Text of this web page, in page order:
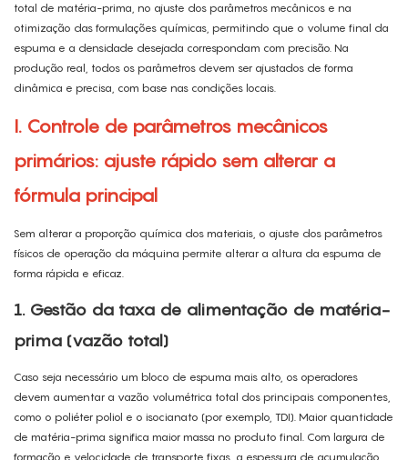
total de matéria-prima, no ajuste dos parâmetros mecânicos e na
otimização das formulações químicas, permitindo que o volume final da
espuma e a densidade desejada correspondam com precisão. Na
produção real, todos os parâmetros devem ser ajustados de forma
dinâmica e precisa, com base nas condições locais.
I. Controle de parâmetros mecânicos
primários: ajuste rápido sem alterar a
fórmula principal
Sem alterar a proporção química dos materiais, o ajuste dos parâmetros
físicos de operação da máquina permite alterar a altura da espuma de
forma rápida e eficaz.
1. Gestão da taxa de alimentação de matéria-
prima (vazão total)
Caso seja necessário um bloco de espuma mais alto, os operadores
devem aumentar a vazão volumétrica total dos principais componentes,
como o poliéter poliol e o isocianato (por exemplo, TDI). Maior quantidade
de matéria-prima significa maior massa no produto final. Com largura de
formação e velocidade de transporte fixas, a espessura de acumulação